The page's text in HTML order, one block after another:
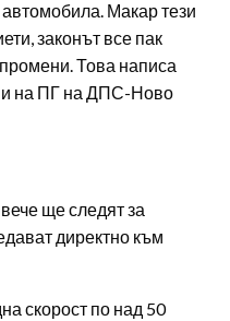
Макар тези
законът все пак
Това написа
и на ПГ на ДПС-Ново
ще следят за
директно към
скорост по над 50